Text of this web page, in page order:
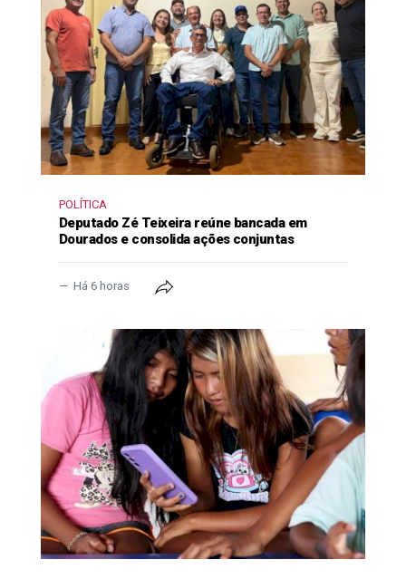
POLÍTICA
Deputado Zé Teixeira reúne bancada em
Dourados e consolida ações conjuntas
Há 6 horas